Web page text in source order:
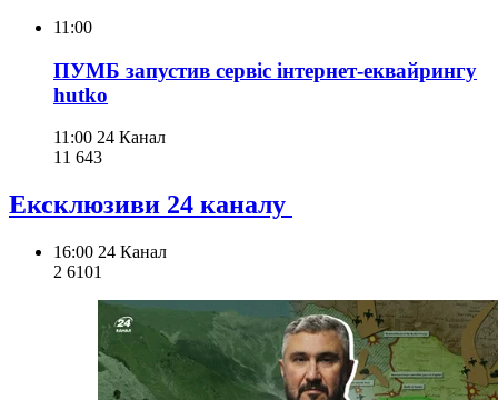
11:00
ПУМБ запустив сервіс інтернет-еквайрингу
hutko
11:00 24 Канал
11 643
Ексклюзиви 24 каналу
16:00 24 Канал
2 6101